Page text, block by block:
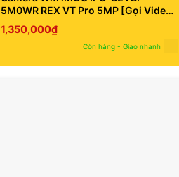
5M0WR REX VT Pro 5MP [Gọi Video
2 Chiều, Tích hợp pin 2000mAh]
1,350,000₫
Còn hàng - Giao nhanh